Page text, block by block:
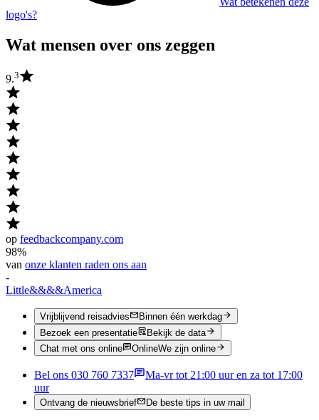
logo's?
Wat mensen over ons zeggen
9.3
op feedbackcompany.com
98%
van onze klanten raden ons aan
-
Little&&&&America
Vrijblijvend reisadvies
Binnen één werkdag
Bezoek een presentatie
Bekijk de data
Chat met ons online
OnlineWe zijn online
Bel ons 030 760 7337
Ma-vr tot 21:00 uur en za tot 17:00
uur
Ontvang de nieuwsbrief De beste tips in uw mail